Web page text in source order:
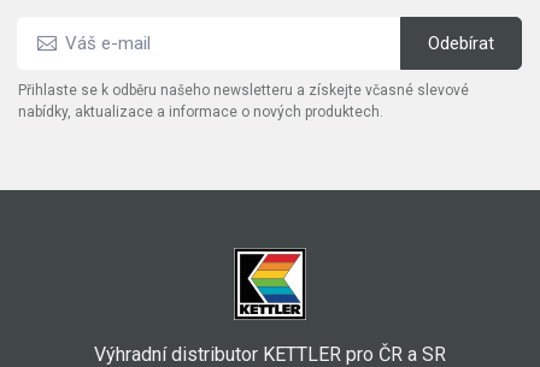
Přihlaste se k odběru našeho newsletteru a získejte včasné slevové
nabídky, aktualizace a informace o nových produktech.
Výhradní distributor KETTLER pro ČR a SR